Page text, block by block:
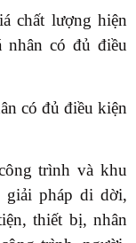
chất lượng hiện
nhân có đủ điều
có đủ điều kiện
trình và khu
giải pháp di dời,
thiết bị, nhân